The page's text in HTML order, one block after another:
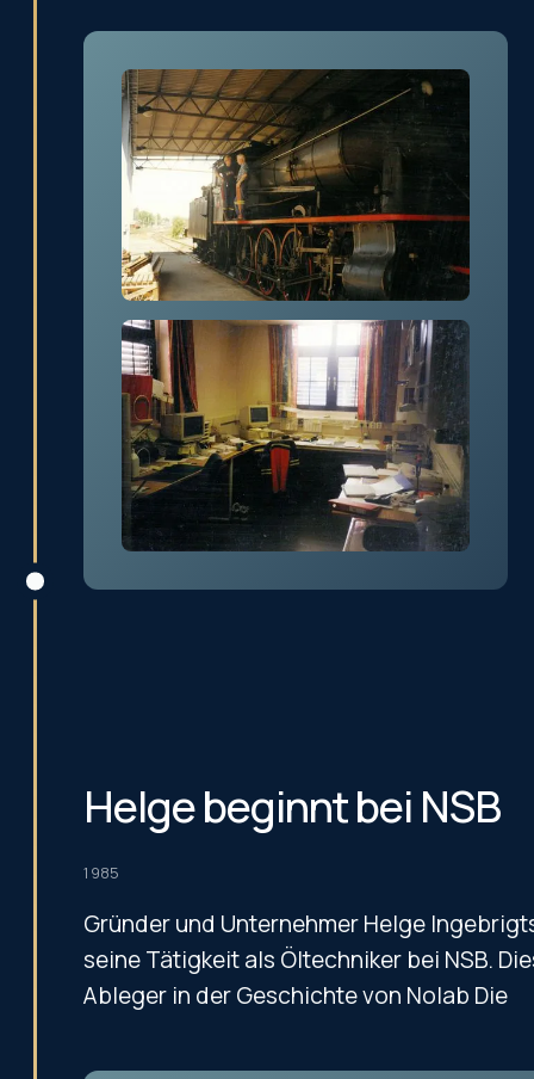
Helge beginnt bei NSB
1985
Gründer und Unternehmer Helge
seine Tätigkeit als Öltechniker bei NSB.
Ableger in der Geschichte von Nolab Die